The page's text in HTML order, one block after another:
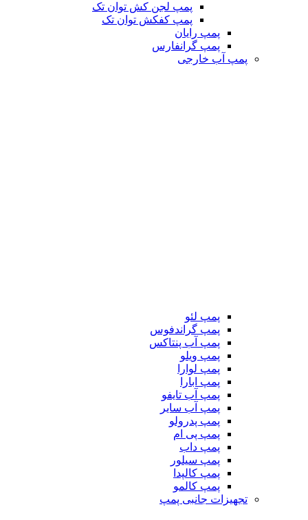
پمپ لجن کش توان تک
پمپ کفکش توان تک
پمپ رایان
پمپ گرانفارس
پمپ آب خارجی
پمپ لئو
پمپ گراندفوس
پمپ آب پنتاکس
پمپ ویلو
پمپ لوارا
پمپ ابارا
پمپ آب تایفو
پمپ آب سایر
پمپ پدرولو
پمپ پی ام
پمپ داب
پمپ سیلور
پمپ کالپدا
پمپ کالمو
تجهیزات جانبی پمپ